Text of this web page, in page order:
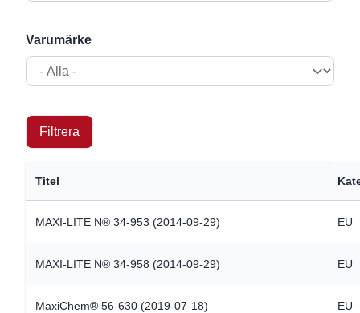
Varumärke
Documents
Titel
MAXI-LITE N® 34-953 (2014-09-29) EU
MAXI-LITE N® 34-958 (2014-09-29) EU
MaxiChem® 56-630 (2019-07-18) EU